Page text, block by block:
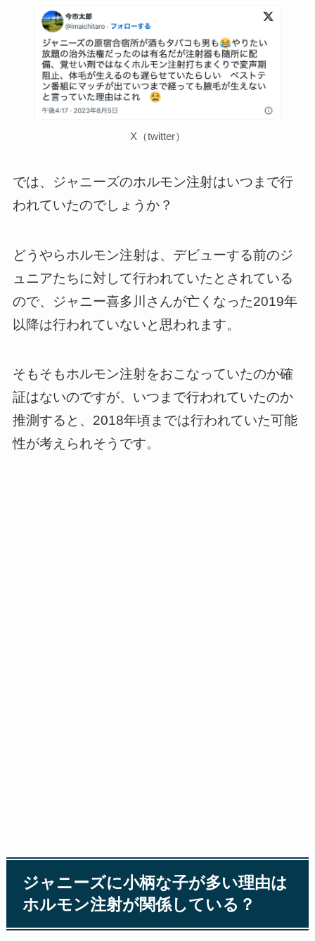
X（twitter）
では、ジャニーズのホルモン注射はいつまで行
われていたのでしょうか？
どうやらホルモン注射は、デビューする前のジ
ュニアたちに対して行われていたとされている
ので、ジャニー喜多川さんが亡くなった2019年
以降は行われていないと思われます。
そもそもホルモン注射をおこなっていたのか確
証はないのですが、いつまで行われていたのか
推測すると、2018年頃までは行われていた可能
性が考えられそうです。
ジャニーズに小柄な子が多い理由は
ホルモン注射が関係している？